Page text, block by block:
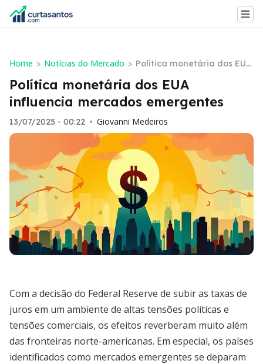
Home > Notícias do Mercado > Política monetária dos EUA
influencia mercados emerg
entes
Política monetária dos EUA
influencia mercados emergentes
13/07/2025 - 00:22 • Giovanni Medeiros
Com a decisão do Federal Reserve de subir as taxas de
juros em um ambiente de altas tensões políticas e
tensões comerciais, os efeitos reverberam muito além
das fronteiras norte-americanas. Em especial, os países
identificados como mercados emergentes se deparam